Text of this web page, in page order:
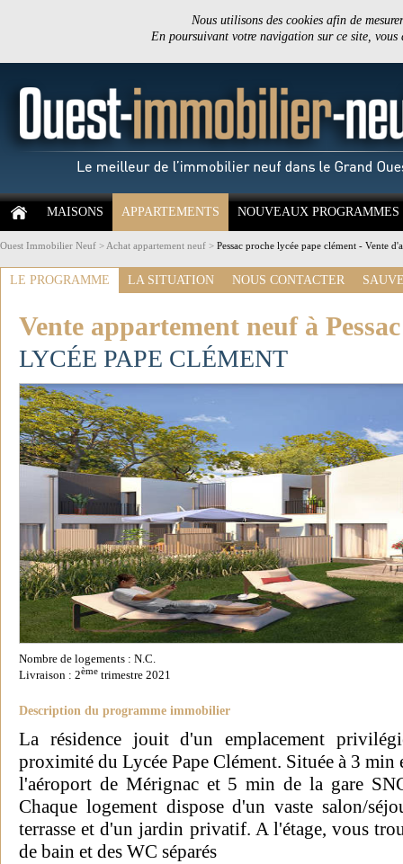
Nous utilisons des cookies afin de
En poursuivant votre navigation sur ce site,
MAISONS APPARTEMENTS NOUVEAUX PROGRAMMES
Ouest Immobilier Neuf > Achat appartement neuf > Pessac proche lycée pape clément - Vente
LE PROGRAMME LA SITUATION NOUS CONTACTER
Vente appartement neuf à
LYCÉE PAPE CLÉMENT
Nombre de logements : N.C.
Livraison : 2ème trimestre 2021
Description du programme immobilier
La résidence jouit d'un emplacement
proximité du Lycée Pape Clément. Située à 3
l'aéroport de Mérignac et 5 min de la gare
Chaque logement dispose d'un vaste salon/
terrasse et d'un jardin privatif. A l'étage, vous
de bain et des WC séparés